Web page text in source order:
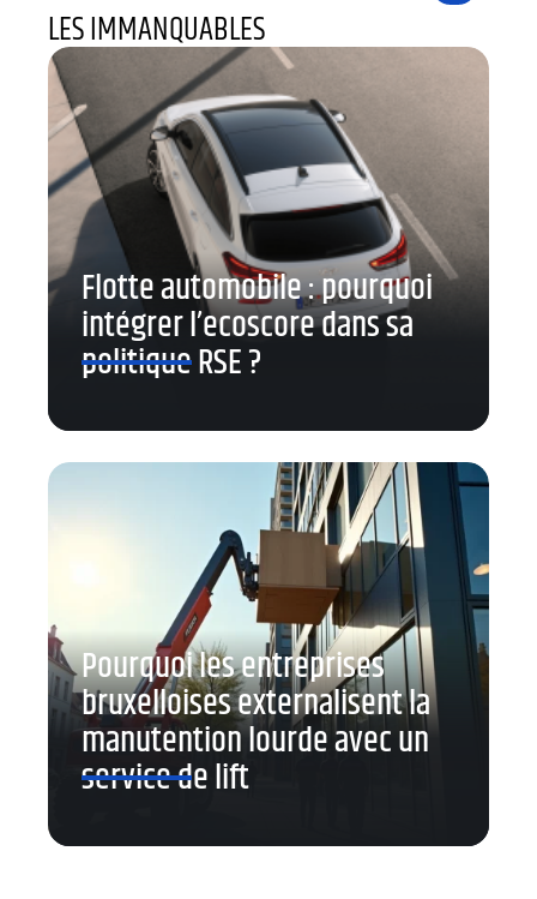
LES IMMANQUABLES
Flotte automobile : pourquoi
intégrer l’ecoscore dans sa
politique RSE ?
Pourquoi les entreprises
bruxelloises externalisent la
manutention lourde avec un
service de lift